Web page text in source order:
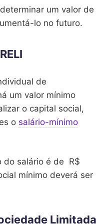
um valor de
lo no futuro.
de
um valor mínimo
o capital social,
o salário-mínimo
do salário é de R$
mínimo deverá ser
Limitada